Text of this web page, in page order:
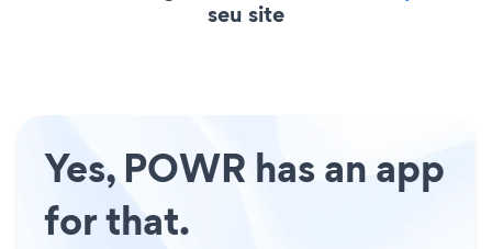
seu site
Yes, POWR has an app
for that.